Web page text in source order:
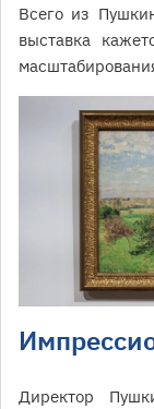
Всего из
выставка
Директор